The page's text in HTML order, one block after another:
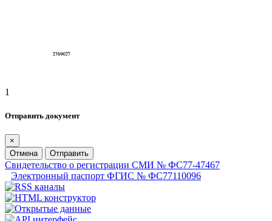
1
Отправить документ
×
Отмена
Отправить
Свидетельство о регистрации СМИ № ФС77-47467
Электронный паспорт ФГИС № ФС77110096